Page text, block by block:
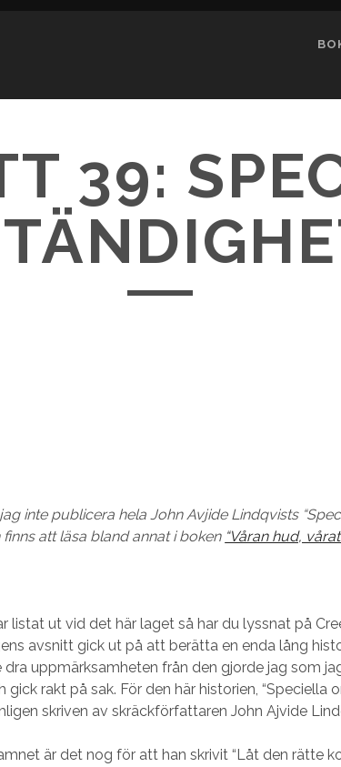
39:
inte publicera hela John Avjide Lindqvists
finns att läsa bland annat i boken “Våran hud,
listat ut vid det här laget så har du lyssnat på
avsnitt gick ut på att berätta en enda lång
uppmärksamheten från den gjorde jag som
rakt på sak. För den här historien, “Speciella
skriven av skräckförfattaren John Ajvide
är det nog för att han skrivit “Låt den rätte